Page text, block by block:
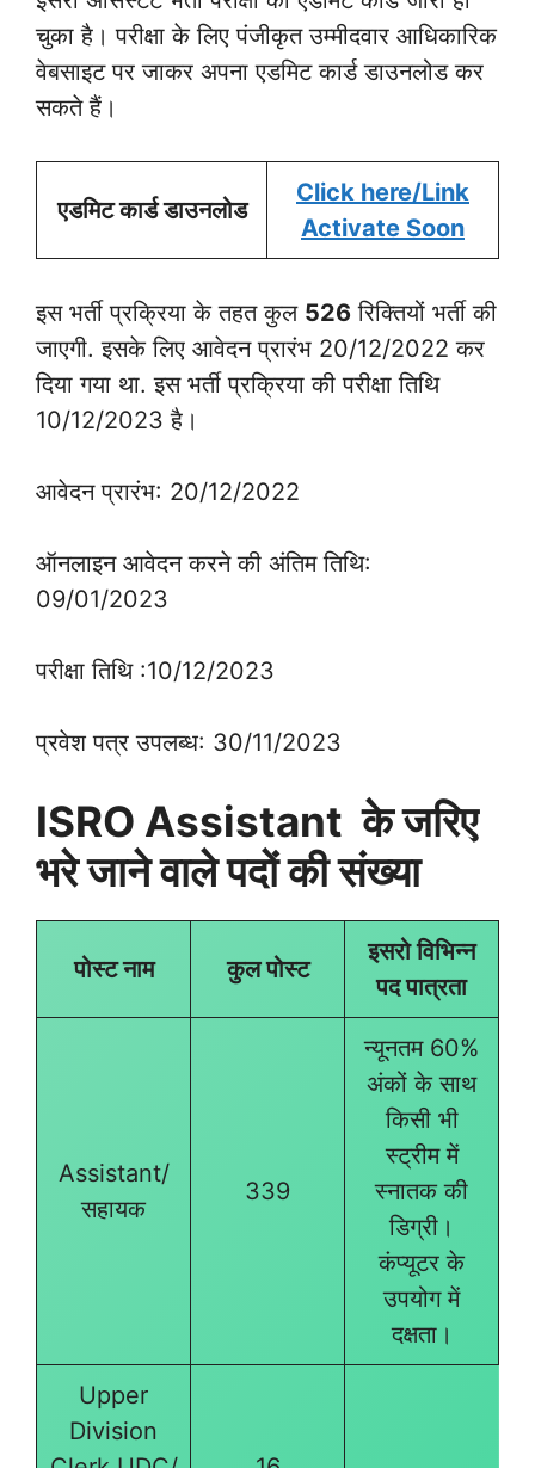
चुका है। परीक्षा के लिए पंजीकृत उम्मीदवार आधिकारिक
वेबसाइट पर जाकर अपना एडमिट कार्ड डाउनलोड कर
सकते हैं।
एडमिट कार्ड डाउनलोड
Click here/Link
Activate Soon
इस भर्ती प्रक्रिया के तहत कुल 526 रिक्तियों भर्ती की
जाएगी. इसके लिए आवेदन प्रारंभ 20/12/2022 कर
दिया गया था. इस भर्ती प्रक्रिया की परीक्षा तिथि
10/12/2023 है।
आवेदन प्रारंभ: 20/12/2022
ऑनलाइन आवेदन करने की अंतिम तिथि:
09/01/2023
परीक्षा तिथि :10/12/2023
प्रवेश पत्र उपलब्ध: 30/11/2023
ISRO Assistant के जरिए
भरे जाने वाले पदों की संख्या
पोस्ट नाम कुल पोस्ट
इसरो विभिन्न
पद पात्रता
Assistant/
सहायक
339
न्यूनतम 60%
अंकों के साथ
किसी भी
स्ट्रीम में
स्नातक की
डिग्री।
कंप्यूटर के
उपयोग में
दक्षता।
Upper
Division